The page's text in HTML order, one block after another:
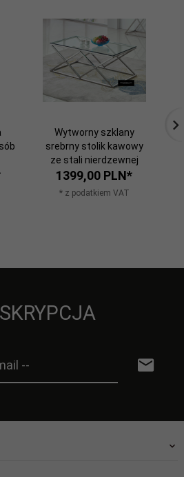
Wytworny szklany
srebrny stolik kawowy
ze stali nierdzewnej
1399,00 PLN*
* z podatkiem VAT
--